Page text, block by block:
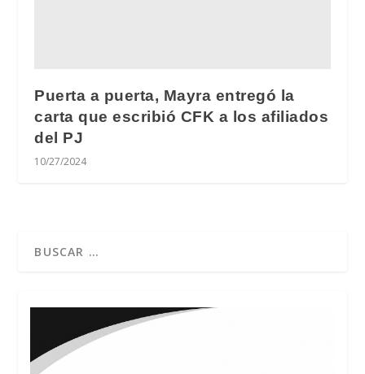
Puerta a puerta, Mayra entregó la
carta que escribió CFK a los afiliados
del PJ
10/27/2024